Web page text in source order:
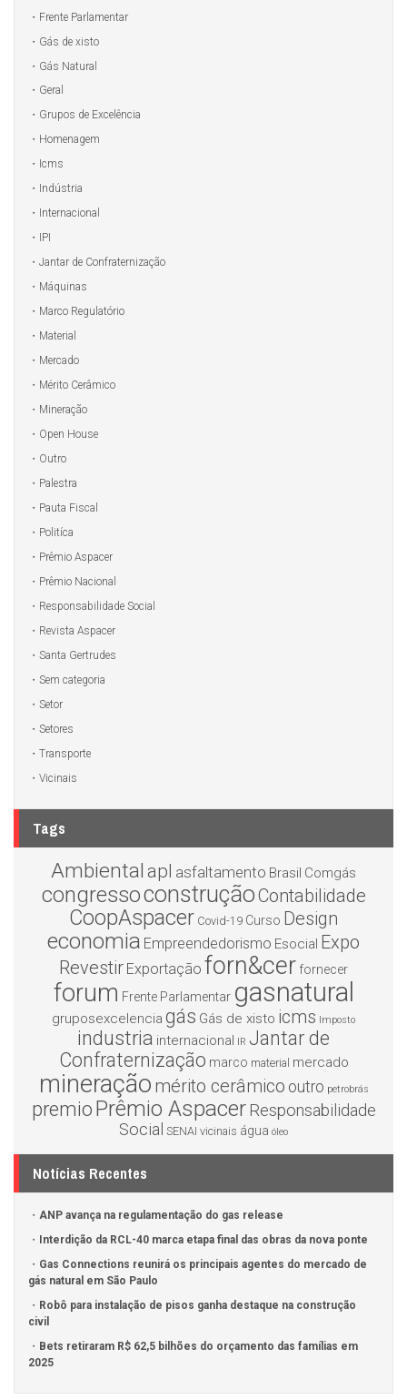
Frente Parlamentar
Gás de xisto
Gás Natural
Geral
Grupos de Excelência
Homenagem
Icms
Indústria
Internacional
IPI
Jantar de Confraternização
Máquinas
Marco Regulatório
Material
Mercado
Mérito Cerâmico
Mineração
Open House
Outro
Palestra
Pauta Fiscal
Politíca
Prêmio Aspacer
Prêmio Nacional
Responsabilidade Social
Revista Aspacer
Santa Gertrudes
Sem categoria
Setor
Setores
Transporte
Vicinais
Tags
Ambiental apl asfaltamento Brasil Comgás
congressoconstruçãoContabilidade
CoopAspacer Covid-19 Curso Design
economia Empreendedorismo Esocial Expo
Revestir Exportação forn&cer fornecer
forum Frente Parlamentar gasnatural
gruposexcelencia gás Gás de xisto icms Imposto
industria internacional IR Jantar de
Confraternização marco material mercado
mineração mérito cerâmico outro petrobrás
premio Prêmio Aspacer Responsabilidade
Social SENAI vicinais água óleo
Notícias Recentes
ANP avança na regulamentação do gas release
Interdição da RCL-40 marca etapa final das obras da nova ponte
Gas Connections reunirá os principais agentes do mercado de
gás natural em São Paulo
Robô para instalação de pisos ganha destaque na construção
civil
Bets retiraram R$ 62,5 bilhões do orçamento das famílias em
2025